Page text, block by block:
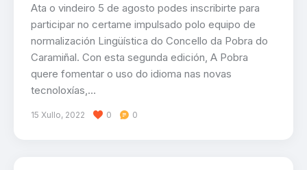
Ata o vindeiro 5 de agosto podes inscribirte para
participar no certame impulsado polo equipo de
normalización Lingüística do Concello da Pobra do
Caramiñal. Con esta segunda edición, A Pobra
quere fomentar o uso do idioma nas novas
tecnoloxías,…
15 Xullo, 2022 0 0